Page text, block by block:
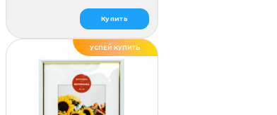
Купить
УСПЕЙ КУПИТЬ
ДЕЛАЕМ САМИ